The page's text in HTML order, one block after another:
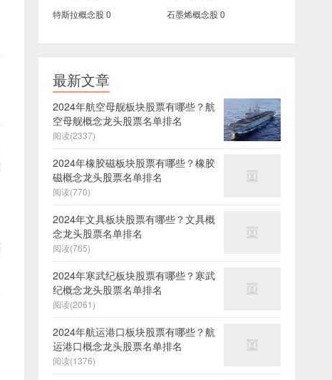
特斯拉概念股0 石墨烯概念股0
最新文章
2024年航空母舰板块股票有哪些？航
空母舰概念龙头股票名单排名
阅读(2337)
2024年橡胶磁板块股票有哪些？橡胶
磁概念龙头股票名单排名
阅读(770)
2024年文具板块股票有哪些？文具概
念龙头股票名单排名
阅读(765)
2024年寒武纪板块股票有哪些？寒武
纪概念龙头股票名单排名
阅读(2061)
2024年航运港口板块股票有哪些？航
运港口概念龙头股票名单排名
阅读(1376)